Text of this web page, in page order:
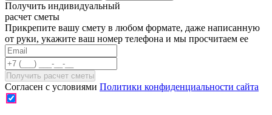
Получить индивидуальный
расчет сметы
Прикрепите вашу смету в любом формате, даже написанную
от руки, укажите ваш номер телефона и мы просчитаем ее
Согласен с условиями Политики конфиденциальности сайта